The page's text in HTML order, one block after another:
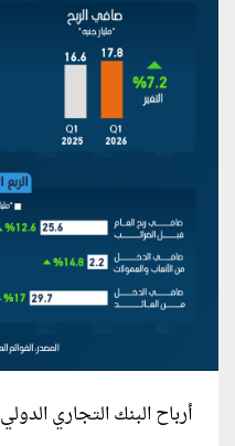
أرباح البنكالتجاري الدولي